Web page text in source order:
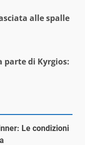
alle spalle
di Kyrgios:
Le condizioni